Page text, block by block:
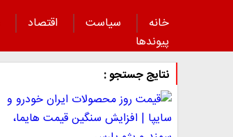
خانه سیاست اقتصاد
پیوند‌ها
نتایج جستجو :